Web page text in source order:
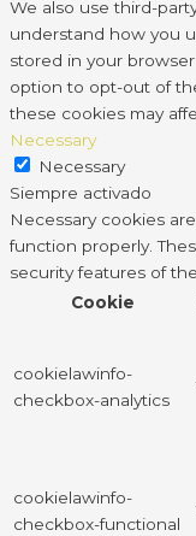
We also use third-
understand how you
stored in your
option to opt-out of
these cookies may
Necessary
Necessary
Siempre activado
Necessary cookies
function properly.
security features of
Cookie
cookielawinfo-
checkbox-analytics
cookielawinfo-
checkbox-functional